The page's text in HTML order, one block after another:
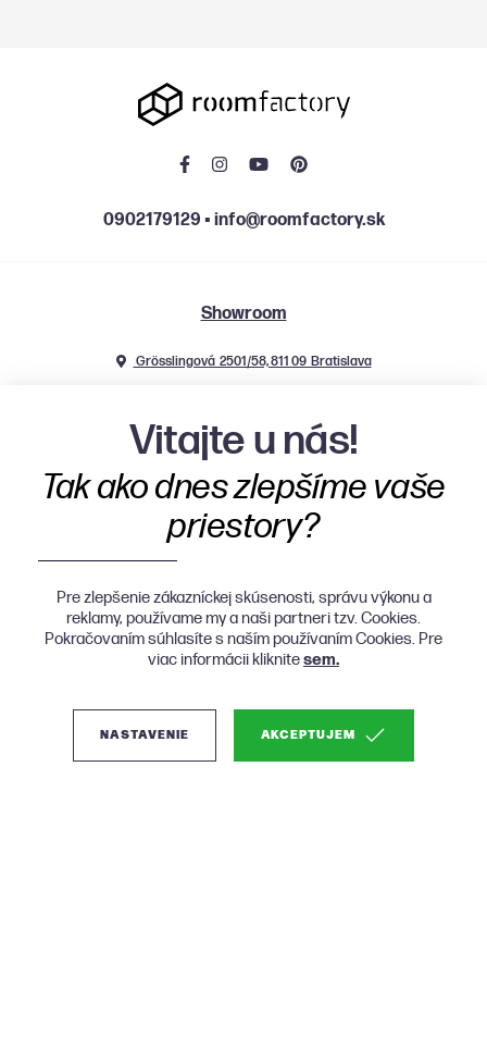
0902179129 ▪ info@roomfactory.sk
Showroom
Grösslingová 2501/58, 811 09 Bratislava
Ut, Pia 9:00 - 12:00 | 13:00 - 16:00
Vitajte u nás!
Tak ako dnes zlepšíme vaše
priestory?
Pre zlepšenie zákazníckej skúsenosti, správu výkonu a
reklamy, používame my a naši partneri tzv. Cookies.
Pokračovaním súhlasíte s naším používaním Cookies. Pre
viac informácii kliknitesem.
AKCEPTUJEM
NASTAVENIE